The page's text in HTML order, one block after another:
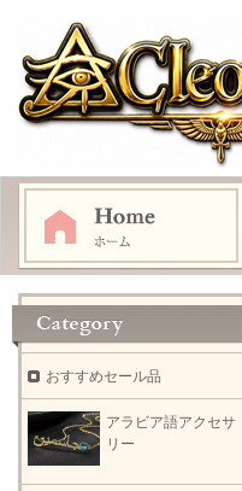
おすすめセール品
アラビア語アクセサ
リー